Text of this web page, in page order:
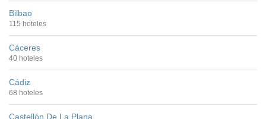
Bilbao
115 hoteles
Cáceres
40 hoteles
Cádiz
68 hoteles
Castellón De La Plana